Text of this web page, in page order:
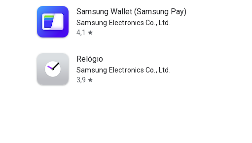
Samsung Wallet (Samsung Pay)
Samsung Electronics Co., Ltd.
4,1
star
Relógio
Samsung Electronics Co., Ltd.
3,9 star